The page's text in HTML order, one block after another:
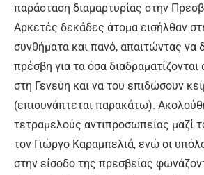
παράσταση διαμαρτυρίας στην
Αρκετές δεκάδες άτομα εισήλθαν
συνθήματα και πανό, απαιτώντας να
πρέσβη για τα όσα διαδραματίζονται
στη Γενεύη και να του επιδώσουν
(επισυνάπτεται παρακάτω).
τετραμελούς αντιπροσωπείας μαζί
τον Γιώργο Καραμπελιά, ενώ οι
στην είσοδο της πρεσβείας